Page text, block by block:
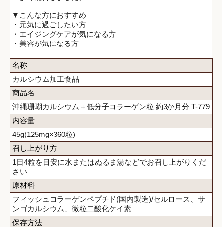
▼こんな方におすすめ
・元気に過ごしたい方
・エイジングケアが気になる方
・美容が気になる方
名称
カルシウム加工食品
商品名
沖縄珊瑚カルシウム＋低分子コラーゲン粒 約3か月分 T-779
内容量
45g(125mg×360粒)
召し上がり方
1日4粒を目安に水またはぬるま湯などでお召し上がりくだ
さい
原材料
フィッシュコラーゲンペプチド(国内製造)/セルロース、サ
ンゴカルシウム、微粒二酸化ケイ素
保存方法